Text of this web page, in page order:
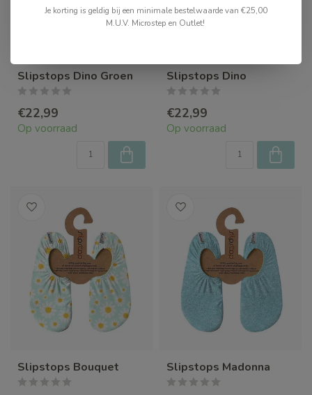
Slipstops Dino Groen
€22,99
Op voorraad
Slipstops Dino
€22,99
Op voorraad
Slipstops Bouquet Slipstops Madonna
Je korting is geldig bij een minimale bestelwaarde van €25,00
M.U.V. Microstep en Outlet!